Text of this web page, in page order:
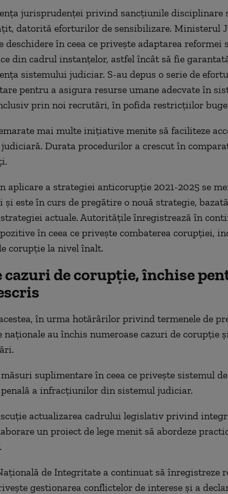
jurisprudenței privind sancțiunile disciplinare
datorită eforturilor de sensibilizare. Ministerul
deschidere în ceea ce privește adaptarea reformei
din cadrul instanțelor, astfel încât să fie
sistemului judiciar. S-au depus o serie de
pentru a asigura resurse umane adecvate în
prin noi recrutări, în pofida restricțiilor
mai multe inițiative menite să faciliteze
Durata procedurilor a crescut în
aplicare a strategiei anticorupție 2021-2025 se
și este în curs de pregătire o nouă strategie,
actuale. Autoritățile înregistrează în
în ceea ce privește combaterea corupției,
corupție la nivel înalt.
de corupție, închise
în urma hotărârilor privind termenele de
naționale au închis numeroase cazuri de corupție
suplimentare în ceea ce privește sistemul
a infracțiunilor din sistemul judiciar.
actualizarea cadrului legislativ privind
un proiect de lege menit să abordeze
de Integritate a continuat să înregistreze
gestionarea conflictelor de interese și a